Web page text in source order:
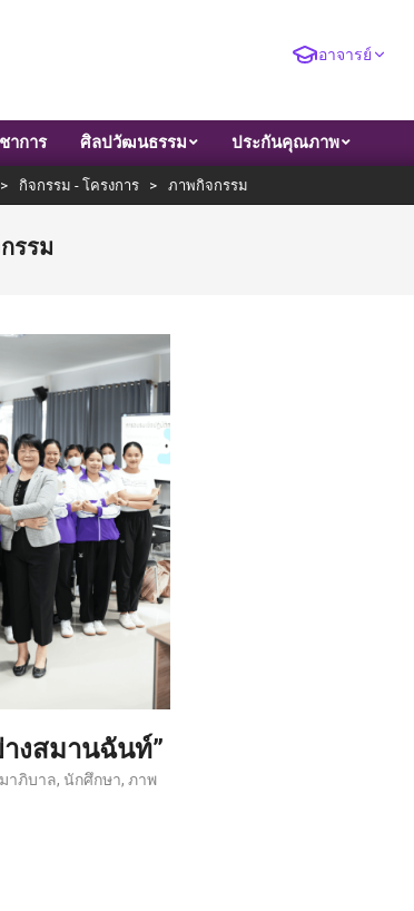
อาจารย์
าการ ศิลปวัฒนธรรม ประกันคุณภาพ
> กิจกรรม - โครงการ > ภาพกิจกรรม
รรม
างสมานฉันท์”
าภิบาล, นักศึกษา, ภาพ